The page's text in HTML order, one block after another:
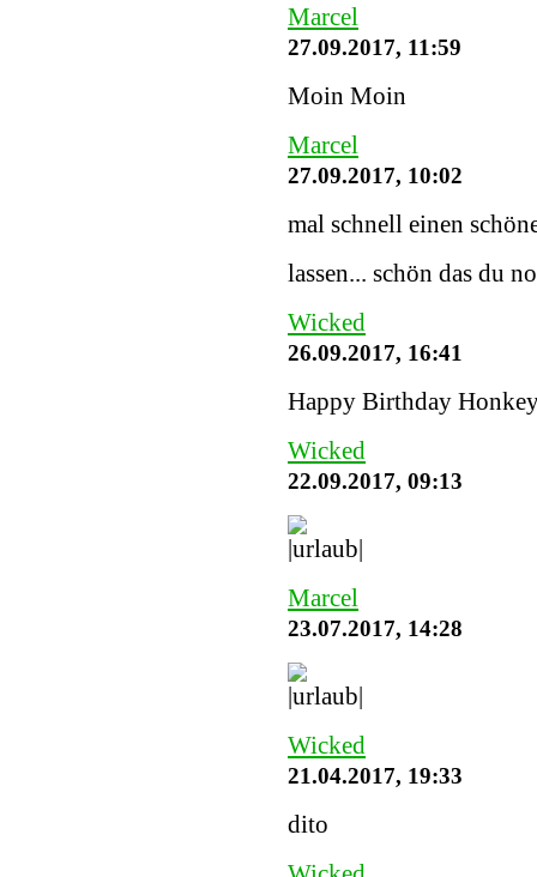
Marcel
27.09.2017, 11:59
Moin Moin
Marcel
27.09.2017, 10:02
mal schnell einen
lassen... schön das du
Wicked
26.09.2017, 16:41
Happy Birthday
Wicked
22.09.2017, 09:13
Marcel
23.07.2017, 14:28
Wicked
21.04.2017, 19:33
dito